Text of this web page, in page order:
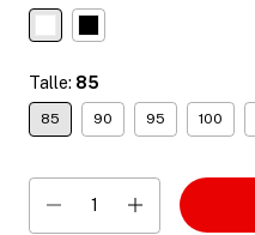
Talle: 85
85 90 95 100